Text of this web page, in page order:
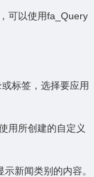
可以使⽤fa_Query
标签，选择要应⽤
⽤所创建的⾃定义
新闻类别的内容。